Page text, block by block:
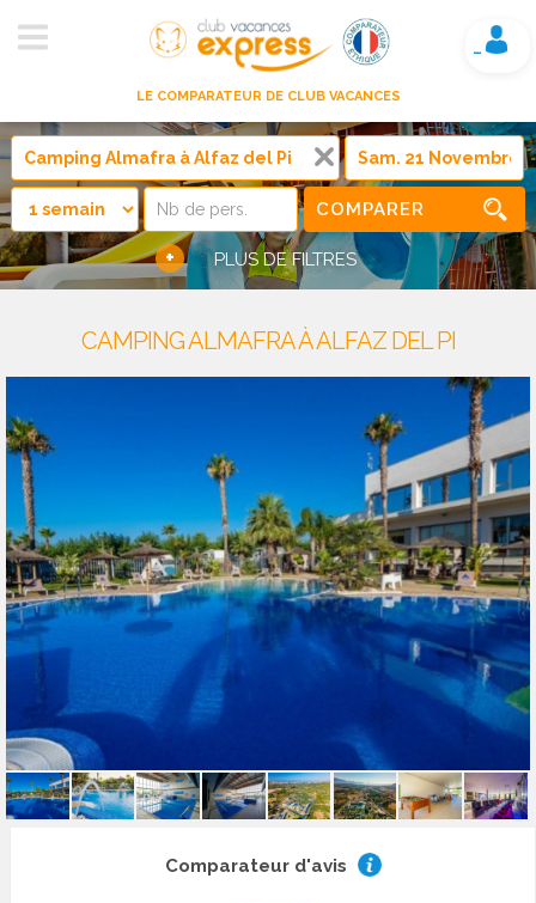
LE COMPARATEUR DE CLUB VACANCES
Mon compte
COMPARER
+ PLUS DE FILTRES
CAMPING ALMAFRA À ALFAZ DEL PI
Comparateur d'avis